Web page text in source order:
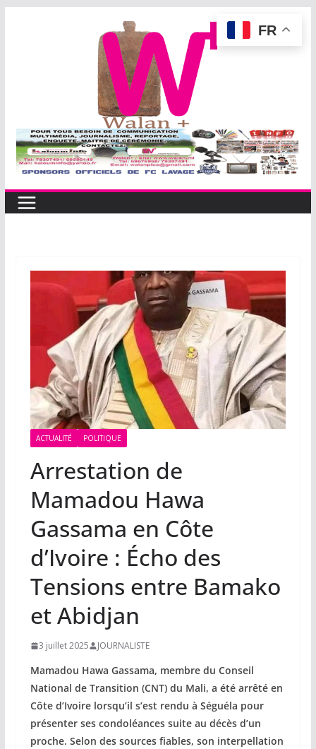
ACTUALITÉ POLITIQUE
Arrestation de
Mamadou Hawa
Gassama en Côte
d’Ivoire : Écho des
Tensions entre Bamako
et Abidjan
3 juillet 2025 JOURNALISTE
Mamadou Hawa Gassama, membre du Conseil
National de Transition (CNT) du Mali, a été arrêté en
Côte d’Ivoire lorsqu’il s’est rendu à Séguéla pour
présenter ses condoléances suite au décès d’un
proche. Selon des sources fiables, son interpellation
FR